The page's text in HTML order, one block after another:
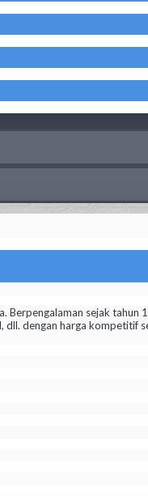
sejak tahun
dll. dengan harga